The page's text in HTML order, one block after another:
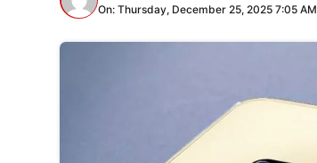
On: Thursday, December 25, 2025 7:05 AM